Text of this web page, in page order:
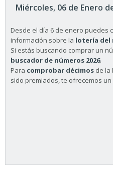
Miércoles, 06 de Enero
Desde el día 6 de enero puedes
información sobre la lotería del
Si estás buscando comprar un
buscador de números 2026.
Para comprobar décimos de la
sido premiados, te ofrecemos